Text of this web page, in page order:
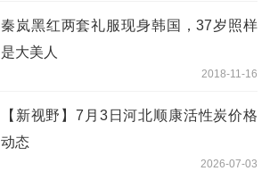
秦岚黑红两套礼服现身韩国，37岁照样
是大美人
2018-11-16
【新视野】7月3日河北顺康活性炭价格
动态
2026-07-03